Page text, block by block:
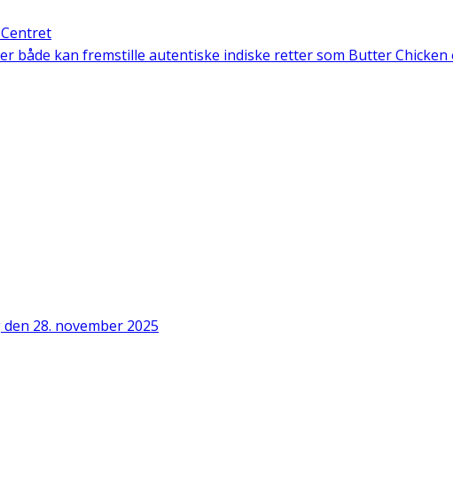
både kan fremstille autentiske indiske retter som Butter Chicken
28. november 2025